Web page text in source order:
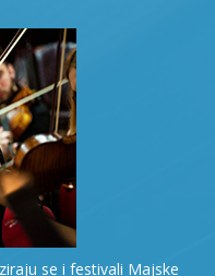
se i festivali Majske